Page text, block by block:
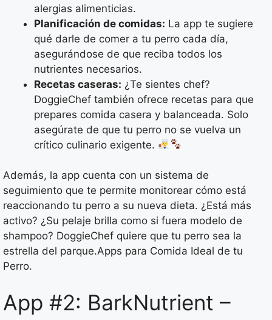
alergias alimenticias.
Planificación de comidas: La app te sugiere
qué darle de comer a tu perro cada día,
asegurándose de que reciba todos los
nutrientes necesarios.
Recetas caseras: ¿Te sientes chef?
DoggieChef también ofrece recetas para que
prepares comida casera y balanceada. Solo
asegúrate de que tu perro no se vuelva un
crítico culinario exigente.
Además, la app cuenta con un sistema de
seguimiento que te permite monitorear cómo está
reaccionando tu perro a su nueva dieta. ¿Está más
activo? ¿Su pelaje brilla como si fuera modelo de
shampoo? DoggieChef quiere que tu perro sea la
estrella del parque.Apps para Comida Ideal de tu
Perro.
App #2: BarkNutrient –